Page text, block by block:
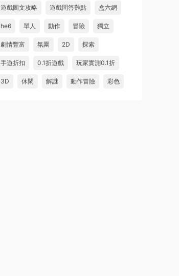
遊戲圖文攻略 遊戲問答難點 盒六網
he6 單人 動作 冒險 獨立
劇情豐富 氛圍 2D 探索
手遊折扣 0.1折遊戲 玩家實測0.1折
3D 休閑 解謎 動作冒險 彩色